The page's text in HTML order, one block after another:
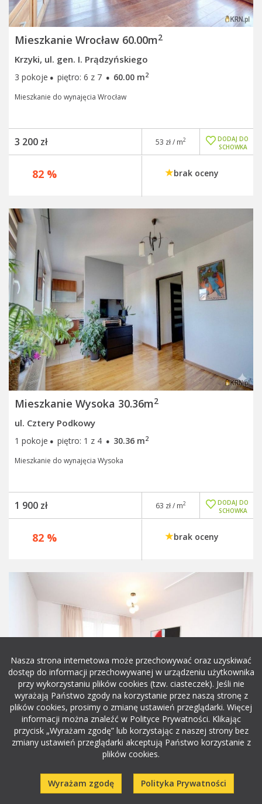
Mieszkanie Wrocław 60.00m2
Krzyki, ul. gen. I. Prądzyńskiego
3 pokoje · piętro: 6 z 7 · 60.00 m2
Mieszkanie do wynajęcia Wrocław
3 200 zł
DODAJ DO
SCHOWKA
53 zł / m2
82 % brak oceny
Mieszkanie Wysoka 30.36m2
ul. Cztery Podkowy
1 pokoje · piętro: 1 z 4 · 30.36 m2
Mieszkanie do wynajęcia Wysoka
1 900 zł
DODAJ DO
SCHOWKA
63 zł / m2
82 % brak oceny
Piaskowa Góra
Nasza strona internetowa może przechowywać oraz uzyskiwać
dostęp do informacji przechowywanej w urządzeniu użytkownika
przy wykorzystaniu plików cookies (tzw. ciasteczek). Jeśli nie
wyrażają Państwo zgody na korzystanie przez naszą stronę z
plików cookies, prosimy o zmianę ustawień przeglądarki. Więcej
informacji można znaleźć w Polityce Prywatności. Klikając
przycisk „Wyrażam zgodę” lub korzystając z naszej strony bez
zmiany ustawień przeglądarki akceptują Państwo korzystanie z
plików cookies.
Wyrażam zgodę Polityka Prywatności